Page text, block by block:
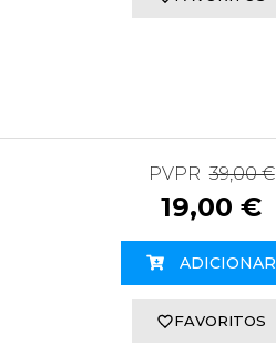
PVPR 39,00 €
19,00 €
ADICIONAR
FAVORITOS